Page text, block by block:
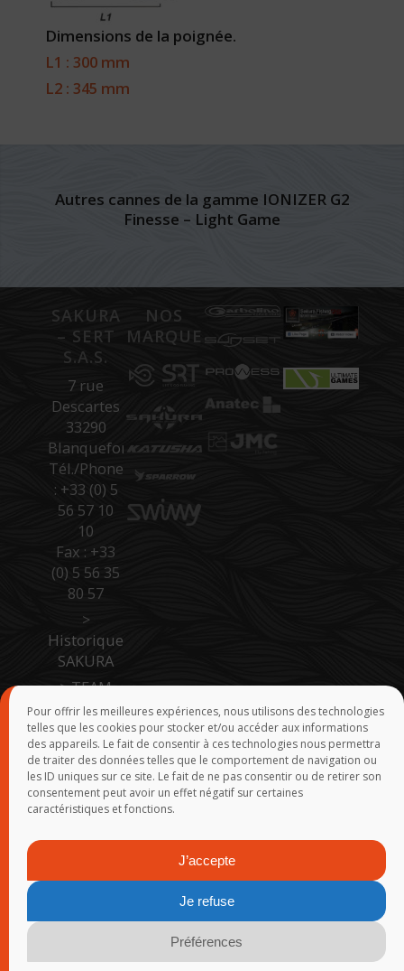
Pour offrir les meilleures expériences, nous utilisons des technologies
telles que les cookies pour stocker et/ou accéder aux informations
des appareils. Le fait de consentir à ces technologies nous permettra
de traiter des données telles que le comportement de navigation ou
les ID uniques sur ce site. Le fait de ne pas consentir ou de retirer son
consentement peut avoir un effet négatif sur certaines
caractéristiques et fonctions.
J’accepte
Je refuse
Préférences
Dimensions de la poignée.
L1 : 300 mm
L2 : 345 mm
Autres cannes de la gamme IONIZER G2
Finesse – Light Game
SAKURA
– SERT
S.A.S.
7 rue
Descartes
33290
Blanquefort
Tél./Phone
: +33 (0) 5
56 57 10
10
Fax : +33
(0) 5 56 35
80 57
>
Historique
SAKURA
>TEAM
SAKURA
>Accès
Pro Site B
to B
>Force de
vente
NOS
MARQUES
Mentions légales-Politique de confidentialité
du site